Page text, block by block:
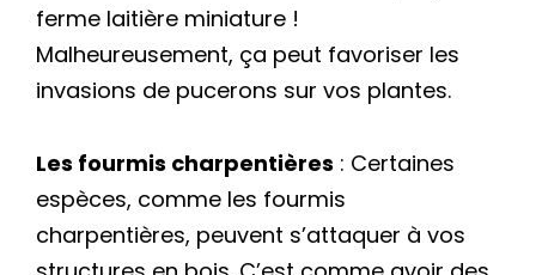
ferme laitière miniature !
Malheureusement, ça peut favoriser les
invasions de pucerons sur vos plantes.
Les fourmis charpentières : Certaines
espèces, comme les fourmis
charpentières, peuvent s’attaquer à vos